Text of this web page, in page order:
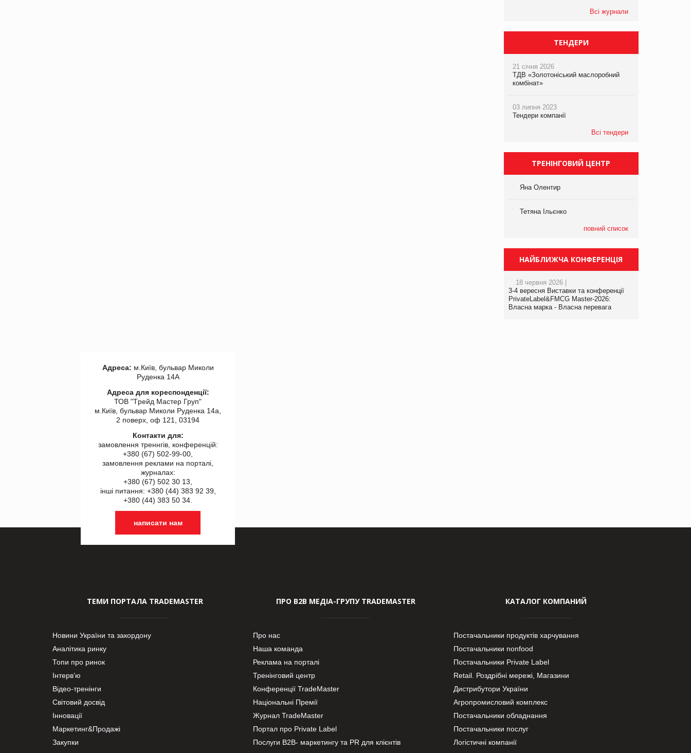
Всі журнали
ТЕНДЕРИ
21 січня 2026
ТДВ «Золотоніський маслоробний
комбінат»
03 липня 2023
Тендери компанії
Всі тендери
ТРЕНІНГОВИЙ ЦЕНТР
Яна Олентир
Тетяна Ільєнко
повний список
НАЙБЛИЖЧА КОНФЕРЕНЦІЯ
18 червня 2026 |
3-4 вересня Виставки та конференції
PrivateLabel&FMCG Master-2026:
Власна марка - Власна перевага
Адреса: м.Київ, бульвар Миколи
Руденка 14А
Адреса для кореспонденції:
ТОВ "Tрейд Мастер Груп"
м.Київ, бульвар Миколи Руденка 14а,
2 поверх, оф 121, 03194
Контакти для:
замовлення треннгів, конференцій:
+380 (67) 502-99-00,
замовлення реклами на порталі,
журналах:
+380 (67) 502 30 13,
інші питання: +380 (44) 383 92 39,
+380 (44) 383 50 34.
написати нам
ТЕМИ ПОРТАЛА TRADEMASTER
Новини України та закордону
Аналітика ринку
Топи про ринок
Інтерв’ю
Відео-тренінги
Світовий досвід
Інновації
Маркетинг&Продажі
Закупки
ПРО В2В МЕДІА-ГРУПУ TRADEMASTER
Про нас
Наша команда
Реклама на порталі
Тренінговий центр
Конференції TradeMaster
Національні Премії
Журнал TradeMaster
Портал про Private Label
Послуги В2В- маркетингу та PR для клієнтів
КАТАЛОГ КОМПАНИЙ
Постачальники продуктів харчування
Постачальники nonfood
Постачальники Private Label
Retail. Роздрібні мережі, Магазини
Дистрибутори України
Агропромисловий комплекс
Постачальники обладнання
Постачальники послуг
Логістичні компанії